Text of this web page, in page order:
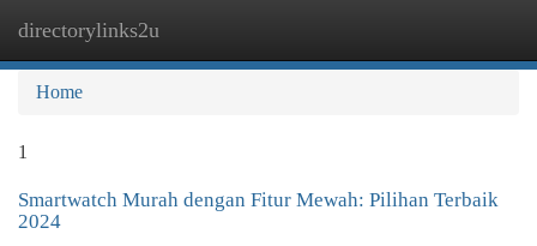
directorylinks2u
Home
1
Smartwatch Murah dengan Fitur Mewah: Pilihan Terbaik
2024